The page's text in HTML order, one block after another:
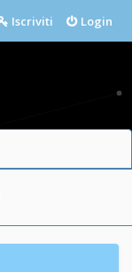
Login
Iscriviti